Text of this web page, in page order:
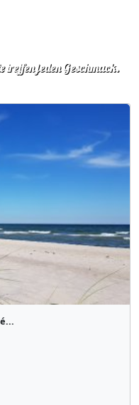
treffen jeden Geschmack.